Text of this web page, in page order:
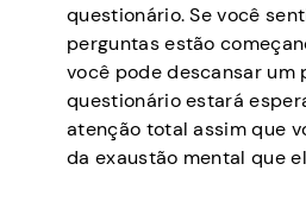
questionário. Se você
perguntas estão
você pode descansar um
questionário estará
atenção total assim que
da exaustão mental que